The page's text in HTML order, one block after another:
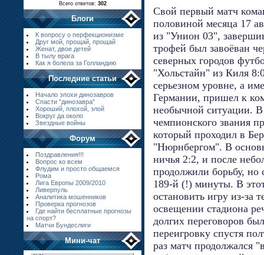
Всего ответов: 302
Блоги
К вопросу о перфекционизме
Друг мой, прощай, прощай
Женат, двое детей
В тылу врага
Как я болела за Голландию
Последние статьи
Начало эпохи динозавров
Спасти "динозавра"
Хороший, плохой, злой
Вокруг да около
Звездные войны
Форум
Поздравления!!!
Вопрос ко всем
Флудим и просто общаемся
Рома
Лига Европы 2009/2010
Ливерпуль
Аналитика мошенников
Проверка прогнозов
Где найти бесплатные прогнозы
на спорт?
Матчи Бундеслиги
Мини-чат
Свой первый матч
половиной месяца 17
из "Унион 03",
трофей был завоёван
северных городов
"Хольстайн" из Киля
серьезном уровне, а
Германии, пришел к
необычной ситуации.
чемпионского звания
который проходил в
"Нюрнбергом". В
ничья 2:2, и после
продолжили борьбу, но
189-й (!) минуты. В
остановить игру из-за
освещении стадиона
долгих переговоров
переигровку спустя
раз матч продолжался